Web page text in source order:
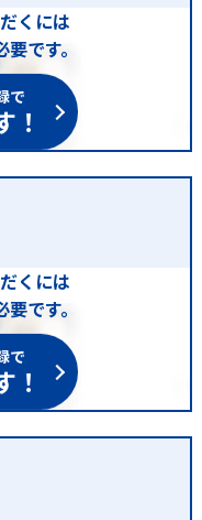
くには
です。
で
！
くには
です。
で
！